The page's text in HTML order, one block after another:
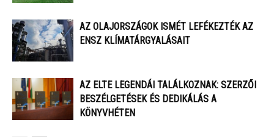
AZ OLAJORSZÁGOK ISMÉT LEFÉKEZTÉK AZ
ENSZ KLÍMATÁRGYALÁSAIT
AZ ELTE LEGENDÁI TALÁLKOZNAK: SZERZŐI
BESZÉLGETÉSEK ÉS DEDIKÁLÁS A
KÖNYVHÉTEN